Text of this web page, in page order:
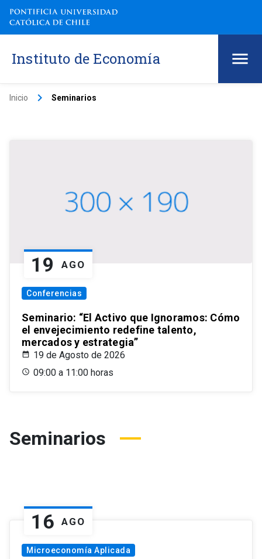
Instituto de Economía
Inicio keyboard_arrow_right Seminarios
19 AGO
Conferencias
Seminario: “El Activo que Ignoramos: Cómo
el envejecimiento redefine talento,
mercados y estrategia”
19 de Agosto de 2026
09:00 a 11:00 horas
Seminarios
16 AGO
Microeconomía Aplicada